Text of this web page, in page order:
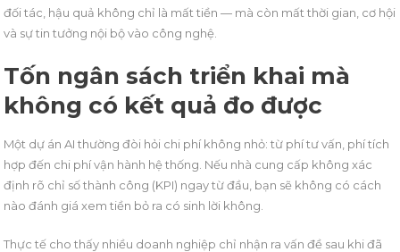
đối tác, hậu quả không chỉ là mất tiền — mà còn mất thời gian, cơ hội
và sự tin tưởng nội bộ vào công nghệ.
Tốn ngân sách triển khai mà
không có kết quả đo được
Một dự án AI thường đòi hỏi chi phí không nhỏ: từ phí tư vấn, phí tích
hợp đến chi phí vận hành hệ thống. Nếu nhà cung cấp không xác
định rõ chỉ số thành công (KPI) ngay từ đầu, bạn sẽ không có cách
nào đánh giá xem tiền bỏ ra có sinh lời không.
Thực tế cho thấy nhiều doanh nghiệp chỉ nhận ra vấn đề sau khi đã